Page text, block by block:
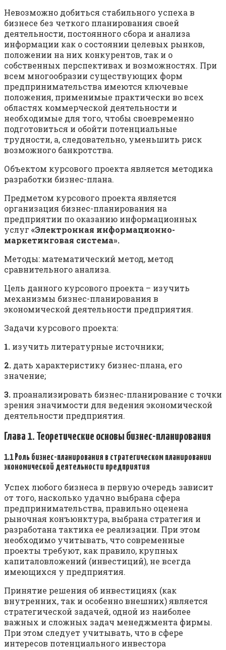
Невозможно добиться стабильного успеха в
бизнесе без четкого планирования своей
деятельности, постоянного сбора и анализа
информации как о состоянии целевых рынков,
положении на них конкурентов, так и о
собственных перспективах и возможностях. При
всем многообразии существующих форм
предпринима­тельства имеются ключевые
положения, применимые практически во всех
областях коммерческой деятельности и
необходимые для того, чтобы своевременно
подготовиться и обойти потенциальные
трудности, а, следовательно, уменьшить риск
возможного банкрот­ства.
Объектом курсового проекта является методика
разработки бизнес-плана.
Предметом курсового проекта является
организация бизнес-планирования на
предприятии по оказанию информационных
услуг «Электронная информационно-
маркетинговая система».
Методы: математический метод, метод
сравнительного анализа.
Цель данного курсового проекта – изучить
механизмы бизнес-планирования в
экономической деятельности предприятия.
Задачи курсового проекта:
1. изучить литературные источники;
2. дать характеристику бизнес-плана, его
значение;
3. проанализировать бизнес-планирование с точки
зрения значимости для ведения экономической
деятельности предприятия.
Глава 1. Теоретические основы бизнес-планирования
1.1 Роль бизнес-планирования в стратегическом планировании
экономической деятельности предприятия
Успех любого бизнеса в первую очередь зависит
от того, насколько удачно выбрана сфера
предпринимательства, правильно оценена
рыночная конъюнктура, выбрана стратегия и
разработана тактика ее реализации. При этом
необходимо учитывать, что современные
проекты требуют, как правило, крупных
капиталовложений (инвестиций), не всегда
имеющихся у предприятия.
Принятие решения об инвестициях (как
внутренних, так и особенно внешних) является
стратегической задачей, одной из наиболее
важных и сложных задач менеджмента фирмы.
При этом следует учитывать, что в сфере
интересов потенциального инвес­тора